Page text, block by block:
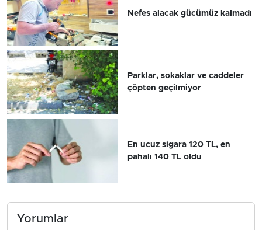
Nefes alacak gücümüz kalmadı
Parklar, sokaklar ve caddeler
çöpten geçilmiyor
En ucuz sigara 120 TL, en
pahalı 140 TL oldu
Yorumlar